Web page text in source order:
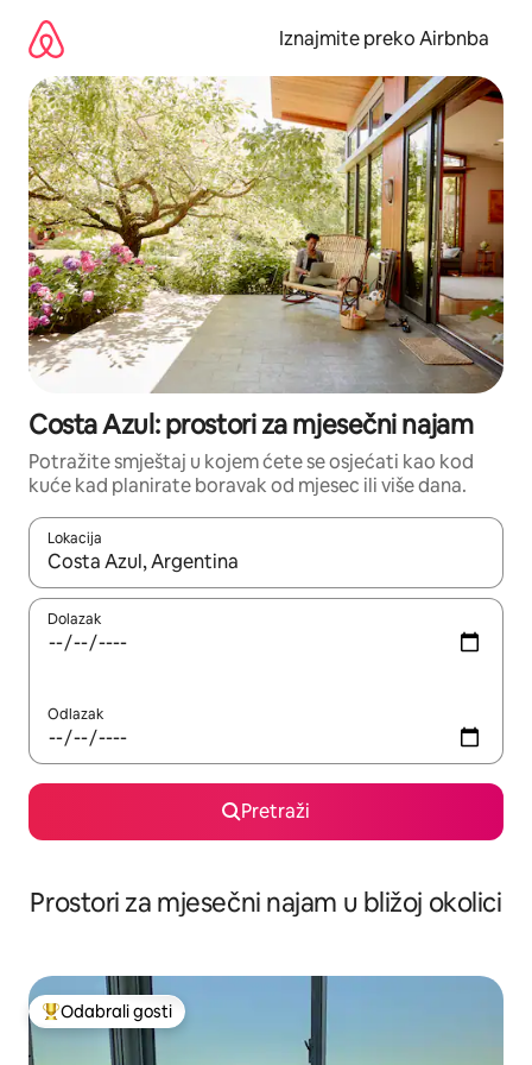
sadržaj
Iznajmite preko Airbnba
Costa Azul: prostori za mjesečni najam
Potražite smještaj u kojem ćete se osjećati kao kod
kuće kad planirate boravak od mjesec ili više dana.
Lokacija
Kada budu dostupni rezultati, moći ćete ih pregledati
Dolazak
Odlazak
Pretraži
Prostori za mjesečni najam u bližoj okolici
Među najviše rangiranima s oznakom „Odabrali gosti”
Odabrali gosti